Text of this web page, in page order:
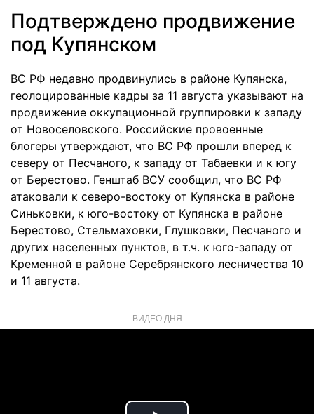
Подтверждено продвижение
под Купянском
ВС РФ недавно продвинулись в районе Купянска,
геолоцированные кадры за 11 августа указывают на
продвижение оккупационной группировки к западу
от Новоселовского. Российские провоенные
блогеры утверждают, что ВС РФ прошли вперед к
северу от Песчаного, к западу от Табаевки и к югу
от Берестово. Генштаб ВСУ сообщил, что ВС РФ
атаковали к северо-востоку от Купянска в районе
Синьковки, к юго-востоку от Купянска в районе
Берестово, Стельмаховки, Глушковки, Песчаного и
других населенных пунктов, в т.ч. к юго-западу от
Кременной в районе Серебрянского лесничества 10
и 11 августа.
ВИДЕО ДНЯ